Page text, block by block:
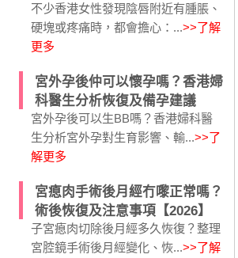
不少香港女性發現陰唇附近有腫脹、
硬塊或疼痛時，都會擔心：...>>了解
更多
宮外孕後仲可以懷孕嗎？香港婦
科醫生分析恢復及備孕建議
宮外孕後可以生BB嗎？香港婦科醫
生分析宮外孕對生育影響、輸...>>了
解更多
宮瘜肉手術後月經冇嚟正常嗎？
術後恢復及注意事項【2026】
子宮瘜肉切除後月經多久恢復？整理
宮腔鏡手術後月經變化、恢...>>了解